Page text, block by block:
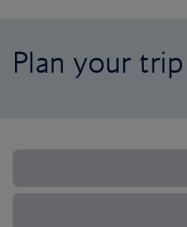
Plan your